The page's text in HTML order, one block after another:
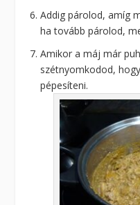
Addig párolod, amíg
ha tovább párolod,
Amikor a máj már
szétnyomkodod,
pépesíteni.